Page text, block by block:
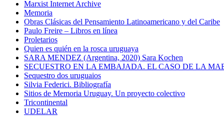
Marxist Internet Archive
Memoria
Obras Clásicas del Pensamiento Latinoamericano y del Caribe
Paulo Freire – Libros en línea
Proletarios
Quien es quién en la rosca uruguaya
SARA MENDEZ (Argentina, 2020) Sara Kochen
SECUESTRO EN LA EMBAJADA. EL CASO DE LA
Sequestro dos uruguaios
Silvia Federici. Bibliografía
Sitios de Memoria Uruguay. Un proyecto colectivo
Tricontinental
UDELAR